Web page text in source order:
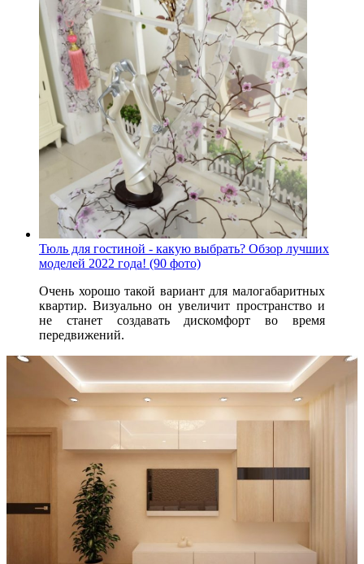
Тюль для гостиной - какую выбрать? Обзор лучших
моделей 2022 года! (90 фото)
Очень хорошо такой вариант для малогабаритных
квартир. Визуально он увеличит пространство и
не станет создавать дискомфорт во время
передвижений.